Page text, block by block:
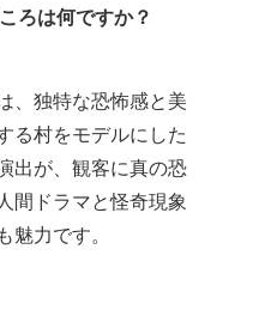
ろは何ですか？
、独特な恐怖感と美
る村をモデルにした
出が、観客に真の恐
間ドラマと怪奇現象
魅力です。